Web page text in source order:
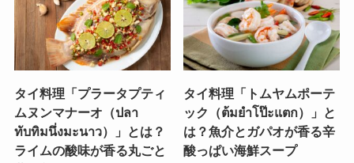
タイ料理「プラータプティ
ムヌンマナーオ（ปลา
ทับทิมนึ่งมะนาว）」とは？
ライムの酸味が香る丸ごと
タイ料理「トムヤムポーテ
ック（ต้มยำโป๊ะแตก）」と
は？魚介とガパオが香る辛
酸っぱい海鮮スープ